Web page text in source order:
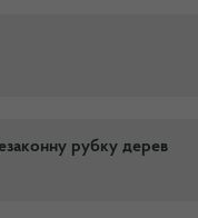
рубку дерев